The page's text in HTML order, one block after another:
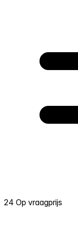
24 Op vraagprijs